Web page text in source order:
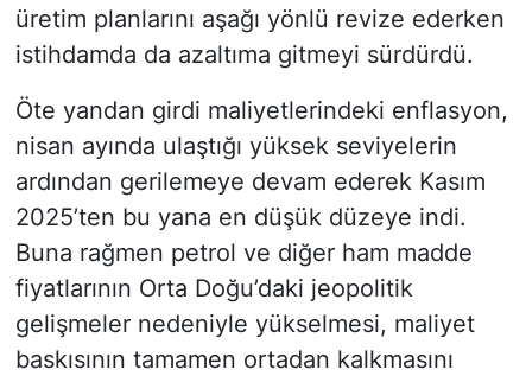
üretim planlarını aşağı yönlü revize ederken
istihdamda da azaltıma gitmeyi sürdürdü.
Öte yandan girdi maliyetlerindeki enflasyon,
nisan ayında ulaştığı yüksek seviyelerin
ardından gerilemeye devam ederek Kasım
2025’ten bu yana en düşük düzeye indi.
Buna rağmen petrol ve diğer ham madde
fiyatlarının Orta Doğu’daki jeopolitik
gelişmeler nedeniyle yükselmesi, maliyet
baskısının tamamen ortadan kalkmasını